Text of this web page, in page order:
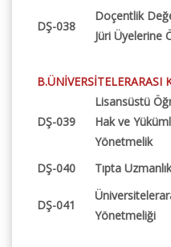
DŞ-038
Doçentlik
Jüri Üyelerine
B.ÜNİVERSİTELERARASI
DŞ-039
Lisansüstü
Hak ve
Yönetmelik
DŞ-040
Tıpta
DŞ-041
Yönetmeliği